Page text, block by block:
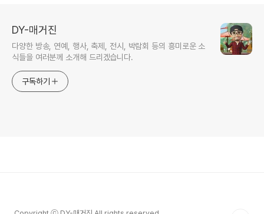
DY-매거진
다양한 방송, 연예, 행사, 축제, 전시, 박람회 등의 흥미로운 소
식들을 여러분께 소개해 드리겠습니다.
구독하기